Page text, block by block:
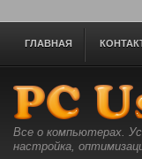
ГЛАВНАЯ
Все о компьютерах.
настройка,